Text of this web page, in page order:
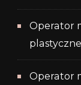
Operator
Operator